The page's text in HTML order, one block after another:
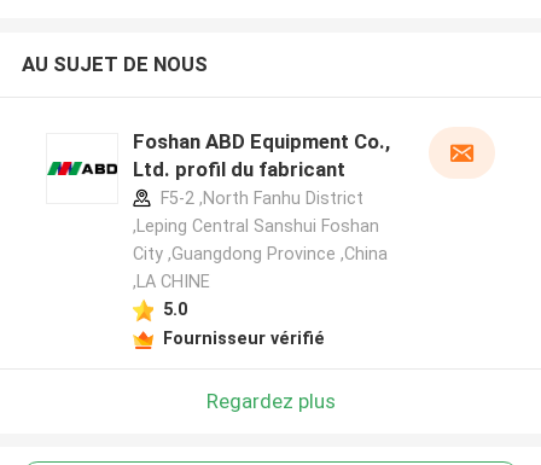
Laisser un message
Nous vous rappellerons bientôt!
AU SUJET DE NOUS
Foshan ABD Equipment Co.,
Ltd. profil du fabricant
F5-2 ,North Fanhu District
,Leping Central Sanshui Foshan
City ,Guangdong Province ,China
,LA CHINE
5.0
Fournisseur vérifié
Regardez plus